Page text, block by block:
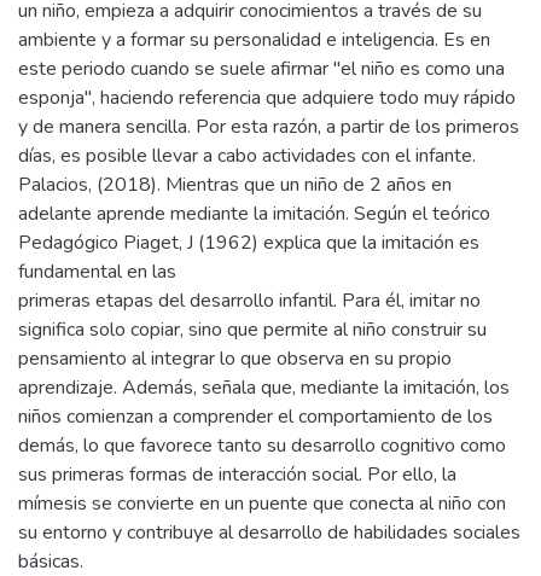
un niño, empieza a adquirir conocimientos a través de su
ambiente y a formar su personalidad e inteligencia. Es en
este periodo cuando se suele afirmar "el niño es como una
esponja", haciendo referencia que adquiere todo muy rápido
y de manera sencilla. Por esta razón, a partir de los primeros
días, es posible llevar a cabo actividades con el infante.
Palacios, (2018). Mientras que un niño de 2 años en
adelante aprende mediante la imitación. Según el teórico
Pedagógico Piaget, J (1962) explica que la imitación es
fundamental en las
primeras etapas del desarrollo infantil. Para él, imitar no
significa solo copiar, sino que permite al niño construir su
pensamiento al integrar lo que observa en su propio
aprendizaje. Además, señala que, mediante la imitación, los
niños comienzan a comprender el comportamiento de los
demás, lo que favorece tanto su desarrollo cognitivo como
sus primeras formas de interacción social. Por ello, la
mímesis se convierte en un puente que conecta al niño con
su entorno y contribuye al desarrollo de habilidades sociales
básicas.